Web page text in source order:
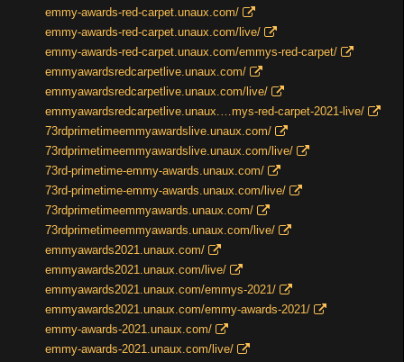
emmy-awards-red-carpet.unaux.com/
emmy-awards-red-carpet.unaux.com/live/
emmy-awards-red-carpet.unaux.com/emmys-red-carpet/
emmyawardsredcarpetlive.unaux.com/
emmyawardsredcarpetlive.unaux.com/live/
emmyawardsredcarpetlive.unaux.…mys-red-carpet-2021-live/
73rdprimetimeemmyawardslive.unaux.com/
73rdprimetimeemmyawardslive.unaux.com/live/
73rd-primetime-emmy-awards.unaux.com/
73rd-primetime-emmy-awards.unaux.com/live/
73rdprimetimeemmyawards.unaux.com/
73rdprimetimeemmyawards.unaux.com/live/
emmyawards2021.unaux.com/
emmyawards2021.unaux.com/live/
emmyawards2021.unaux.com/emmys-2021/
emmyawards2021.unaux.com/emmy-awards-2021/
emmy-awards-2021.unaux.com/
emmy-awards-2021.unaux.com/live/